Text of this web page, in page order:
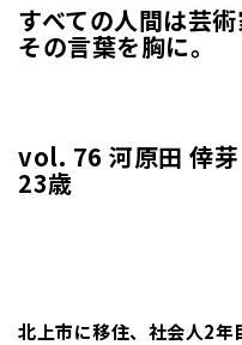
すべての人間は芸術
その言葉を胸に。
vol. 76 河原田 倖芽
23歳
北上市に移住、社会人2年